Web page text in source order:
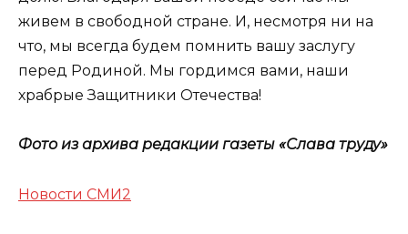
живем в свободной стране. И, несмотря ни на
что, мы всегда будем помнить вашу заслугу
перед Родиной. Мы гордимся вами, наши
храбрые Защитники Отечества!
Фото из архива редакции газеты «Слава труду»
Новости СМИ2